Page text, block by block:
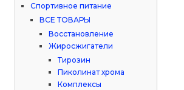
Спортивное питание
ВСЕ ТОВАРЫ
Восстановление
Жиросжигатели
Тирозин
Пиколинат хрома
Комплексы